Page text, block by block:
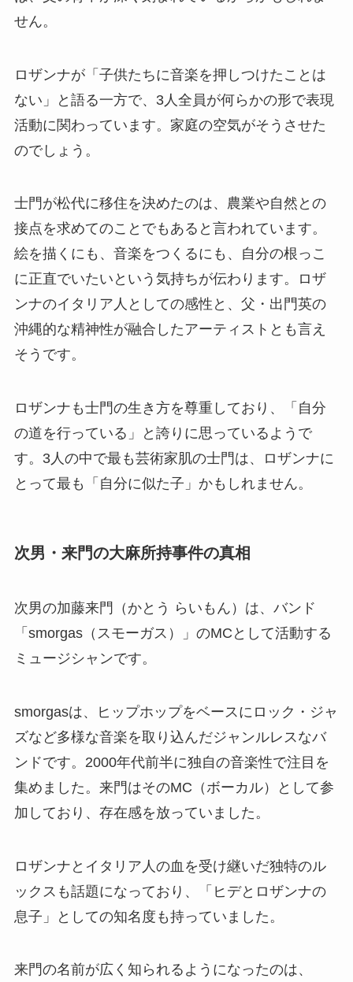
せん。
ロザンナが「子供たちに音楽を押しつけたことは
ない」と語る一方で、3人全員が何らかの形で表現
活動に関わっています。家庭の空気がそうさせた
のでしょう。
士門が松代に移住を決めたのは、農業や自然との
接点を求めてのことでもあると言われています。
絵を描くにも、音楽をつくるにも、自分の根っこ
に正直でいたいという気持ちが伝わります。ロザ
ンナのイタリア人としての感性と、父・出門英の
沖縄的な精神性が融合したアーティストとも言え
そうです。
ロザンナも士門の生き方を尊重しており、「自分
の道を行っている」と誇りに思っているようで
す。3人の中で最も芸術家肌の士門は、ロザンナに
とって最も「自分に似た子」かもしれません。
次男・来門の大麻所持事件の真相
次男の加藤来門（かとう らいもん）は、バンド
「smorgas（スモーガス）」のMCとして活動する
ミュージシャンです。
smorgasは、ヒップホップをベースにロック・ジャ
ズなど多様な音楽を取り込んだジャンルレスなバ
ンドです。2000年代前半に独自の音楽性で注目を
集めました。来門はそのMC（ボーカル）として参
加しており、存在感を放っていました。
ロザンナとイタリア人の血を受け継いだ独特のル
ックスも話題になっており、「ヒデとロザンナの
息子」としての知名度も持っていました。
来門の名前が広く知られるようになったのは、